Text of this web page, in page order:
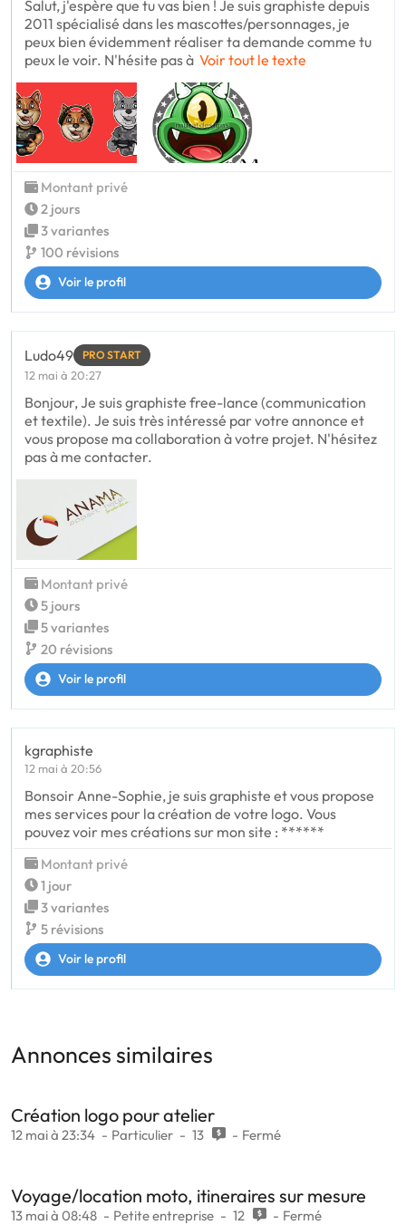
Salut, j'espère que tu vas bien ! Je suis graphiste depuis
2011 spécialisé dans les mascottes/personnages, je
peux bien évidemment réaliser ta demande comme tu
peux le voir. N'hésite pas à Voir tout le texte
Montant privé
2 jours
3 variantes
100 révisions
Voir le profil
Ludo49 PRO START
12 mai à 20:27
Bonjour, Je suis graphiste free-lance (communication
et textile). Je suis très intéressé par votre annonce et
vous propose ma collaboration à votre projet. N'hésitez
pas à me contacter.
Montant privé
5 jours
5 variantes
20 révisions
Voir le profil
kgraphiste
12 mai à 20:56
Bonsoir Anne-Sophie, je suis graphiste et vous propose
mes services pour la création de votre logo. Vous
pouvez voir mes créations sur mon site : ******
Montant privé
1 jour
3 variantes
5 révisions
Voir le profil
Annonces similaires
Création logo pour atelier
12 mai à 23:34 Particulier 13 Fermé
Voyage/location moto, itineraires sur mesure
13 mai à 08:48 Petite entreprise 12 Fermé